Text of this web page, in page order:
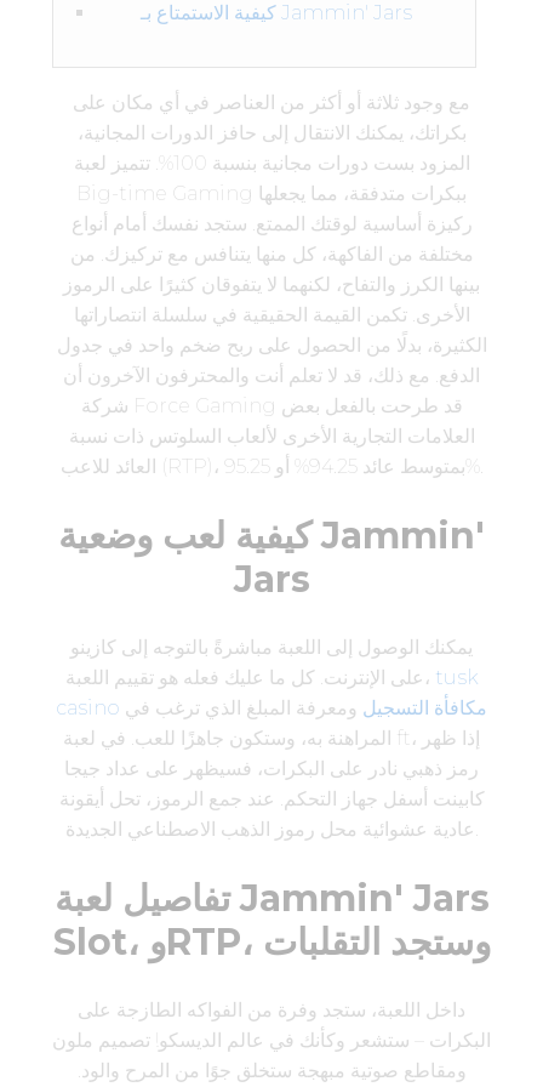
كيفية الاستمتاع بـ Jammin' Jars
مع وجود ثلاثة أو أكثر من العناصر في أي مكان على
بكراتك، يمكنك الانتقال إلى حافز الدورات المجانية،
المزود بست دورات مجانية بنسبة 100%. تتميز لعبة
Big-time Gaming ببكرات متدفقة، مما يجعلها
ركيزة أساسية لوقتك الممتع. ستجد نفسك أمام أنواع
مختلفة من الفاكهة، كل منها يتنافس مع تركيزك. من
بينها الكرز والتفاح، لكنهما لا يتفوقان كثيرًا على الرموز
الأخرى. تكمن القيمة الحقيقية في سلسلة انتصاراتها
الكثيرة، بدلًا من الحصول على ربح ضخم واحد في جدول
الدفع. مع ذلك، قد لا تعلم أنت والمحترفون الآخرون أن
شركة Force Gaming قد طرحت بالفعل بعض
العلامات التجارية الأخرى لألعاب السلوتس ذات نسبة
كيفية لعب وضعية Jammin'
Jars
يمكنك الوصول إلى اللعبة مباشرةً بالتوجه إلى كازينو
على الإنترنت. كل ما عليك فعله هو تقييم اللعبة، tusk
casino مكافأة التسجيل ومعرفة المبلغ الذي ترغب في
المراهنة به، وستكون جاهزًا للعب. في لعبة ft، إذا ظهر
رمز ذهبي نادر على البكرات، فسيظهر على عداد جيجا
كابينت أسفل جهاز التحكم. عند جمع الرموز، تحل أيقونة
تفاصيل لعبة Jammin' Jars
Slot، وRTP، وستجد التقلبات
داخل اللعبة، ستجد وفرة من الفواكه الطازجة على
البكرات – ستشعر وكأنك في عالم الديسكو! تصميم ملون
ومقاطع صوتية مبهجة ستخلق جوًا من المرح والود.